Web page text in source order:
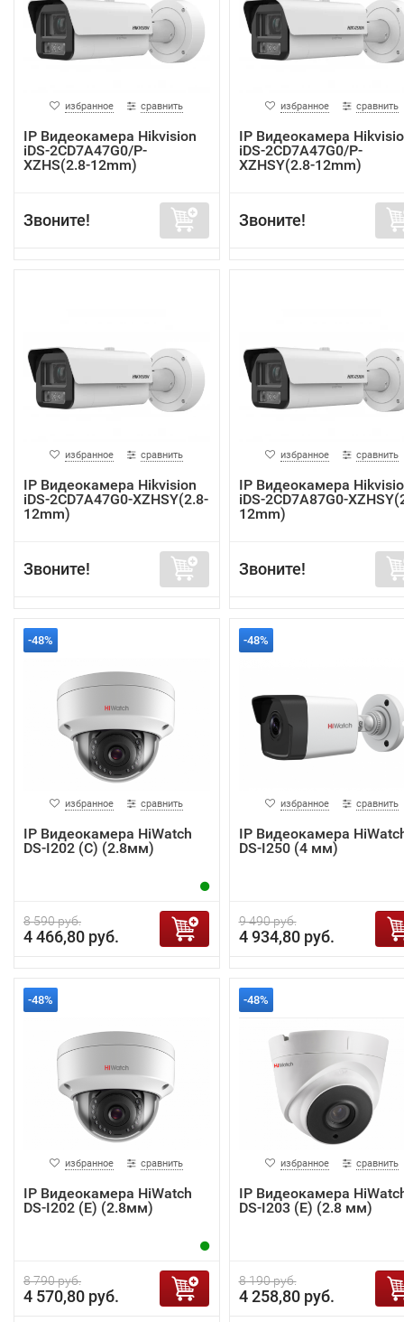
избранное сравнить
IP Видеокамера Hikvision
iDS-2CD7A47G0/P-
XZHS(2.8-12mm)
Звоните!
избранное сравнить
IP Видеокамера
iDS-2CD7A47G0/P-
XZHSY(2.8-12mm)
Звоните!
избранное сравнить
IP Видеокамера Hikvision
iDS-2CD7A47G0-XZHSY(2.8-
12mm)
Звоните!
избранное сравнить
IP Видеокамера
iDS-2CD7A87G0-
12mm)
Звоните!
-48%
избранное сравнить
IP Видеокамера HiWatch
DS-I202 (C) (2.8мм)
8 590 руб.
4 466,80 руб.
-48%
избранное сравнить
IP Видеокамера
DS-I250 (4 мм)
9 490 руб.
4 934,80 руб.
-48%
избранное сравнить
IP Видеокамера HiWatch
DS-I202 (E) (2.8мм)
8 790 руб.
4 570,80 руб.
-48%
избранное сравнить
IP Видеокамера
DS-I203 (E) (2.8 мм)
8 190 руб.
4 258,80 руб.